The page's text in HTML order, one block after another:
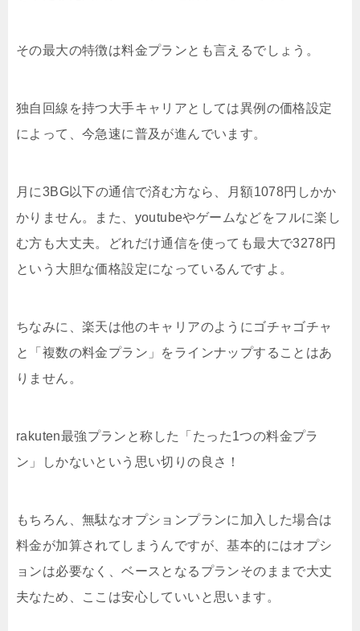
その最大の特徴は料金プランとも言えるでしょう。
独自回線を持つ大手キャリアとしては異例の価格設定
によって、今急速に普及が進んでいます。
月に3BG以下の通信で済む方なら、月額1078円しかか
かりません。また、youtubeやゲームなどをフルに楽し
む方も大丈夫。どれだけ通信を使っても最大で3278円
という大胆な価格設定になっているんですよ。
ちなみに、楽天は他のキャリアのようにゴチャゴチャ
と「複数の料金プラン」をラインナップすることはあ
りません。
rakuten最強プランと称した「たった1つの料金プラ
ン」しかないという思い切りの良さ！
もちろん、無駄なオプションプランに加入した場合は
料金が加算されてしまうんですが、基本的にはオプシ
ョンは必要なく、ベースとなるプランそのままで大丈
夫なため、ここは安心していいと思います。